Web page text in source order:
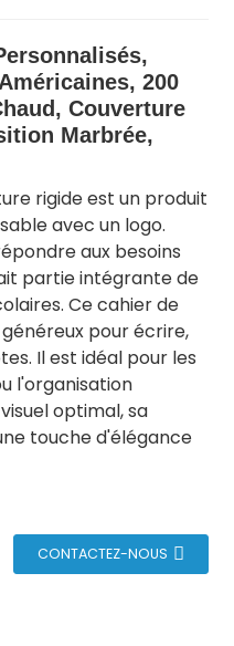
200
Couverture
Marbrée,
rigide est un produit
avec un logo.
aux besoins
partie intégrante de
Ce cahier de
pour écrire,
Il est idéal pour les
l'organisation
optimal, sa
touche d'élégance
CONTACTEZ-NOUS